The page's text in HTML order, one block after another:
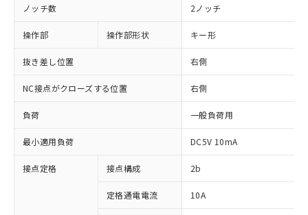
ノッチ数 2ノッチ
操作部 操作部形状 キー形
抜き差し位置 右側
NC接点がクローズする位置 右側
負荷 一般負荷用
最小適用負荷 DC5V 10mA
接点定格 接点構成 2b
定格通電電流 10A